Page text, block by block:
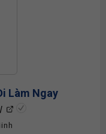
Làm Ngay